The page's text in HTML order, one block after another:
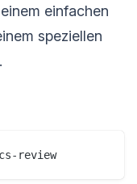
einfachen
speziellen
review